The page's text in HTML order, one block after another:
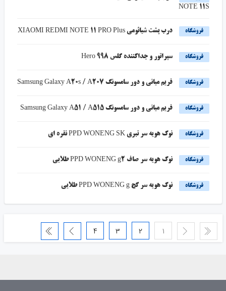
NOTE 11S
فروشگاه درب پشت شیائومی XIAOMI REDMI NOTE 11 PRO Plus
فروشگاه سپراتور و جداکننده گلس Hero 998
فروشگاه فریم میانی و دور سامسونگ Samsung Galaxy A20s / A207
فروشگاه فریم میانی و دور سامسونگ Samsung Galaxy A51 / A515
فروشگاه نوک هویه سر تبری PPD WONENG SK نقره ای
فروشگاه نوک هویه سر صاف PPD WONENG g2 طلایی
فروشگاه نوک هویه سر کج PPD WONENG g طلایی
1
2
3
4